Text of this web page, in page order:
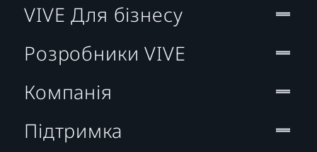
VIVE Для бізнесу
Розробники VIVE
Компанія
Підтримка